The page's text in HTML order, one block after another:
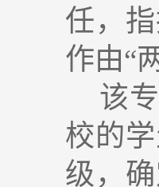
任，
作由“
该
校的
级，